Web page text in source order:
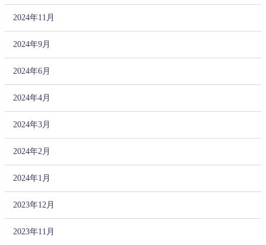
2024年11月
2024年9月
2024年6月
2024年4月
2024年3月
2024年2月
2024年1月
2023年12月
2023年11月